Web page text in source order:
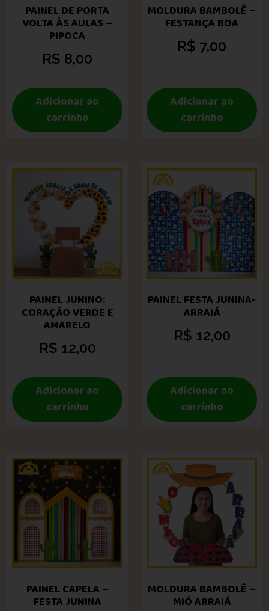
PAINEL DE PORTA
VOLTA ÀS AULAS –
PIPOCA
R$ 8,00
Adicionar ao
carrinho
MOLDURA BAMBOLÊ –
FESTANÇA BOA
R$ 7,00
Adicionar ao
carrinho
PAINEL JUNINO:
CORAÇÃO VERDE E
AMARELO
R$ 12,00
Adicionar ao
carrinho
PAINEL FESTA JUNINA-
ARRAIÁ
R$ 12,00
Adicionar ao
carrinho
PAINEL CAPELA –
FESTA JUNINA
MOLDURA BAMBOLÊ –
MIÓ ARRAIÁ